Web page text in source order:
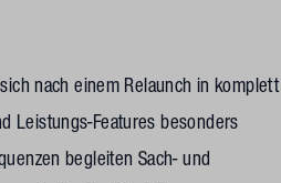
nach einem Relaunch in komplett
Leistungs-Features besonders
begleiten Sach- und